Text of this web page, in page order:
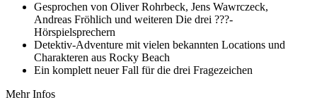
Gesprochen von Oliver Rohrbeck, Jens Wawrczeck,
Andreas Fröhlich und weiteren Die drei ???-
Hörspielsprechern
Detektiv-Adventure mit vielen bekannten Locations und
Charakteren aus Rocky Beach
Ein komplett neuer Fall für die drei Fragezeichen
Mehr Infos